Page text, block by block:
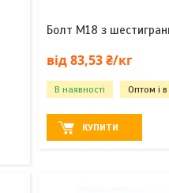
Болт М18 з
від 83,53 ₴/кг
В наявності Оптом і
КУПИТИ